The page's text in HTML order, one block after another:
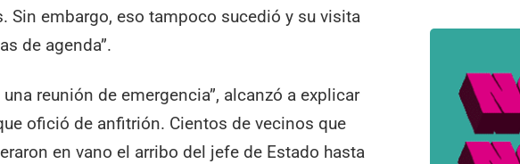
Sin embargo, eso tampoco sucedió y su visita
de agenda”.
reunión de emergencia”, alcanzó a explicar
ofició de anfitrión. Cientos de vecinos que
en vano el arribo del jefe de Estado hasta